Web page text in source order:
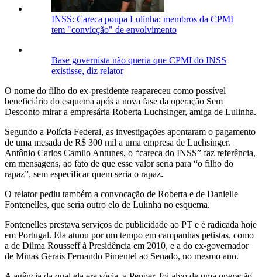
INSS: Careca poupa Lulinha; membros da CPMI
tem "convicção" de envolvimento
Base governista não queria que CPMI do INSS
existisse, diz relator
O nome do filho do ex-presidente reapareceu como possível
beneficiário do esquema após a nova fase da operação Sem
Desconto mirar a empresária Roberta Luchsinger, amiga de Lulinha.
Segundo a Polícia Federal, as investigações apontaram o pagamento
de uma mesada de R$ 300 mil a uma empresa de Luchsinger.
Antônio Carlos Camilo Antunes, o “careca do INSS” faz referência,
em mensagens, ao fato de que esse valor seria para “o filho do
rapaz”, sem especificar quem seria o rapaz.
O relator pediu também a convocação de Roberta e de Danielle
Fontenelles, que seria outro elo de Lulinha no esquema.
Fontenelles prestava serviços de publicidade ao PT e é radicada hoje
em Portugal. Ela atuou por um tempo em campanhas petistas, como
a de Dilma Rousseff à Presidência em 2010, e a do ex-governador
de Minas Gerais Fernando Pimentel ao Senado, no mesmo ano.